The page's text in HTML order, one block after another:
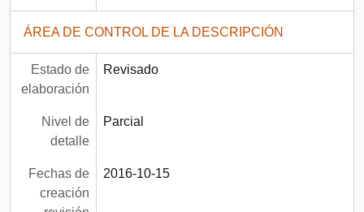
ÁREA DE CONTROL DE LA DESCRIPCIÓN
Estado de
elaboración
Revisado
Nivel de
detalle
Parcial
Fechas de
creación
2016-10-15